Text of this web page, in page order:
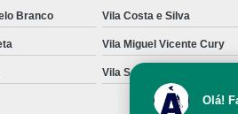
Veterinário Mais Próximo
Próximo a Mim
Branco Vila Costa e Silva
Vila Miguel Vicente Cury
Vila San Martin
Olá!